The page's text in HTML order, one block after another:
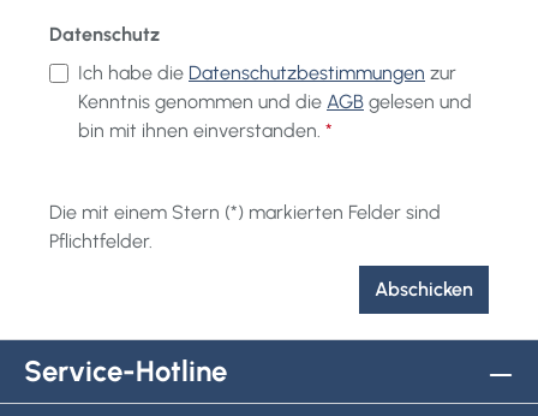
Datenschutz
Ich habe die Datenschutzbestimmungen zur
Kenntnis genommen und die AGB gelesen und
bin mit ihnen einverstanden. *
Die mit einem Stern (*) markierten Felder sind
Pflichtfelder.
Abschicken
Service-Hotline